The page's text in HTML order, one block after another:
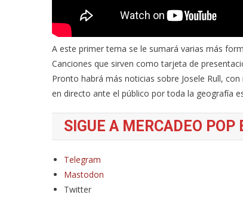
A este primer tema se le sumará varias más
Canciones que sirven como tarjeta de
Pronto habrá más noticias sobre Josele Rull,
en directo ante el público por toda la geografía
SIGUE A MERCADEO POP
Telegram
Mastodon
Twitter